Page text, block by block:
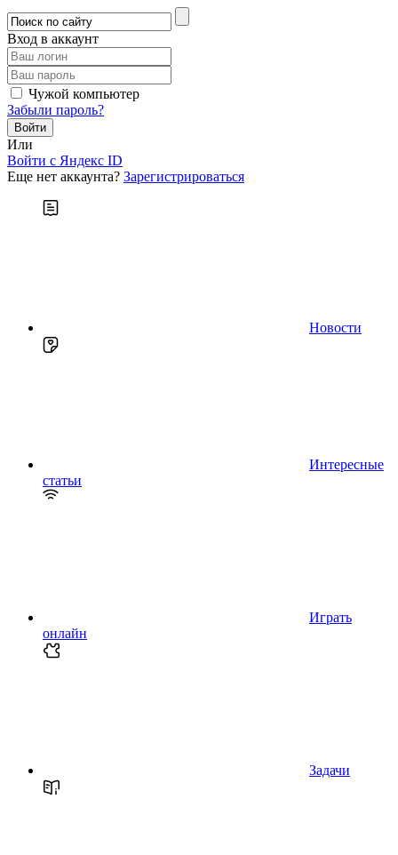
Вход в аккаунт
Чужой компьютер
Забыли пароль?
Или
Войти c Яндекс ID
Еще нет аккаунта? Зарегистрироваться
Новости
Интересные
статьи
Играть
онлайн
Задачи